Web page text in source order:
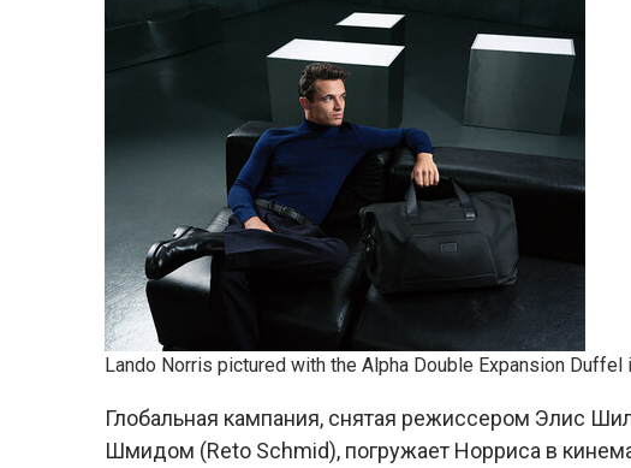
Lando Norris pictured with the Alpha Double Expansion Duffel
Глобальная кампания, снятая режиссером Элис
Шмидом (Reto Schmid), погружает Норриса в